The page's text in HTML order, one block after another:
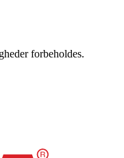
forbeholdes.